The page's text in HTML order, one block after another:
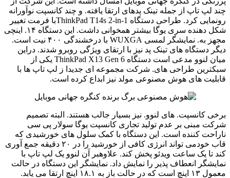
چند لپ تاپ از جمله تینک پدهای ارتقا یافته. و چند کانسپت نوآورانه
رونمایی کرد. طراحی دستگاه ThinkPad T14s 2-in-1با فرمت تغییر
شکل دهنده سری یوگا بیشتر همخوانی داشت. این دستگاه ۱۴. اینچی
مجهز به. نمایشگر لمسی WUXGA با درخشندگی ۴۰۰ نیت است.
دیگر دستگاه های تینک پد نیز با ارتقای ویژگی روبرو شدند. دراین
میان لنوو مدعی است دستگاه ThinkPad X13 Gen 6 یکی از
سبکترین طراحی های. شرکت مجموعه ای جدیدا ز لپ تاپ ها با
قابلیت های هوش مصنوعی مولد نیز ابداع کرده است.
برخی کانسپت. های لنوو. نیز بسیار جالب هستند. البته تصمیم
شرکت مبنی بر عدم تولید تجاری کانسپت یوگا سولار پی سی
ناراحت کننده است. این دستگاه با کمک سلول های خورشیدی که
قاب خودمی تواند انرژی کافی از خورشید را در ۲۰ دقیقه جمع آوری
کند تا یک ساعت ویدئو پخش کند. علاوهبر آن لنوو یک لپ تاپ با
نمایشگر انعطاف پذیر را نمایش داد. نمایشگر این دستگاه در حالت
معمول ۱۳ اینچ است که در حالت باز به ۱۸.۱ اینچ ارتقا می یابد.